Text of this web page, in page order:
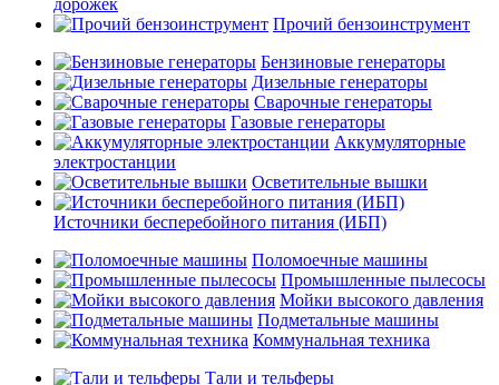
дорожек
Прочий бензоинструмент
Бензиновые генераторы
Дизельные генераторы
Сварочные генераторы
Газовые генераторы
Аккумуляторные
электростанции
Осветительные вышки
Источники бесперебойного питания (ИБП)
Поломоечные машины
Промышленные пылесосы
Мойки высокого давления
Подметальные машины
Коммунальная техника
Тали и тельферы